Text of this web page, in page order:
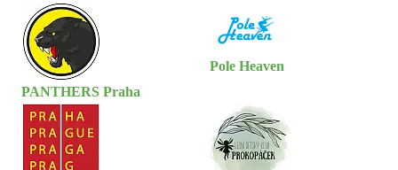
PANTHERS Praha
Pole Heaven